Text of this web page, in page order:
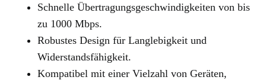
Schnelle Übertragungsgeschwindigkeiten von bis
zu 1000 Mbps.
Robustes Design für Langlebigkeit und
Widerstandsfähigkeit.
Kompatibel mit einer Vielzahl von Geräten,